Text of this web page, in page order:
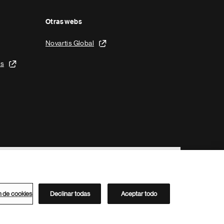
Otras webs
Novartis Global
Directorio de Novartis
de cookies Declinar todas Aceptar todo